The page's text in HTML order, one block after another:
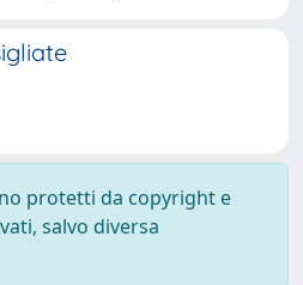
protetti da copyright e
salvo diversa